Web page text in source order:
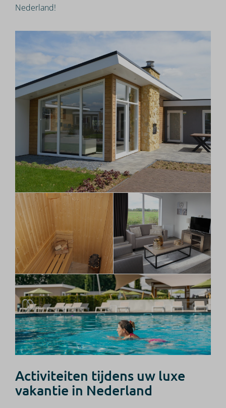
Nederland!
Activiteiten tijdens uw luxe
vakantie in Nederland